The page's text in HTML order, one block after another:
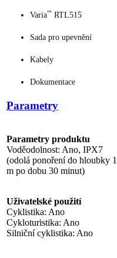
Varia™ RTL515
Sada pro upevnění
Kabely
Dokumentace
Parametry
Parametry produktu
Voděodolnost: Ano, IPX7
(odolá ponoření do hloubky 1
m po dobu 30 minut)
Uživatelské použití
Cyklistika: Ano
Cykloturistika: Ano
Silniční cyklistika: Ano